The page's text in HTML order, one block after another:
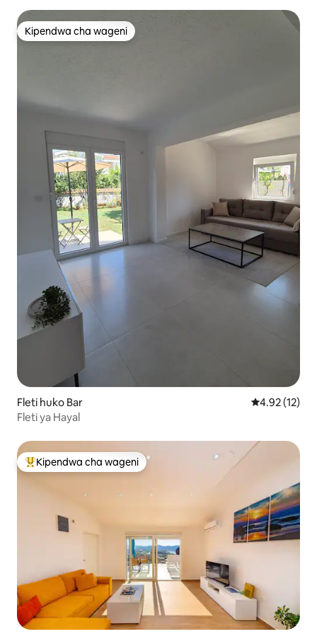
Kipendwa cha wageni
Kipendwa cha wageni
Fleti huko Bar Ukadiriaji wa
4.92 (12)
Fleti ya Hayal
Kipendwa maarufu cha wageni
Kipendwa cha wageni